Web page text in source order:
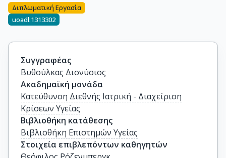
Διπλωματική Εργασία
uoadl:1313302
Συγγραφέας
Βυθούλκας Διονύσιος
Ακαδημαϊκή μονάδα
Κατεύθυνση Διεθνής Ιατρική - Διαχείριση
Κρίσεων Υγείας
Βιβλιοθήκη κατάθεσης
Βιβλιοθήκη Επιστημών Υγείας
Στοιχεία επιβλεπόντων καθηγητών